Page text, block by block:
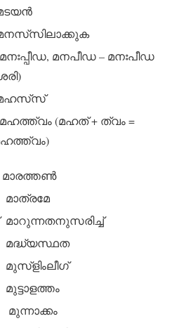
മനഃപ്പീഡ, മനപീഡ – മനഃപീഡ
മഹത്ത്വം (മഹത് + ത്വം =
മാരത്തണ്‍
മാത്രമേ
മാറുന്നതനുസരിച്ച്
മദ്ധ്യസ്ഥത
മുസ്‌ളിംലീഗ്
മുട്ടാളത്തം
മുന്നാക്കം